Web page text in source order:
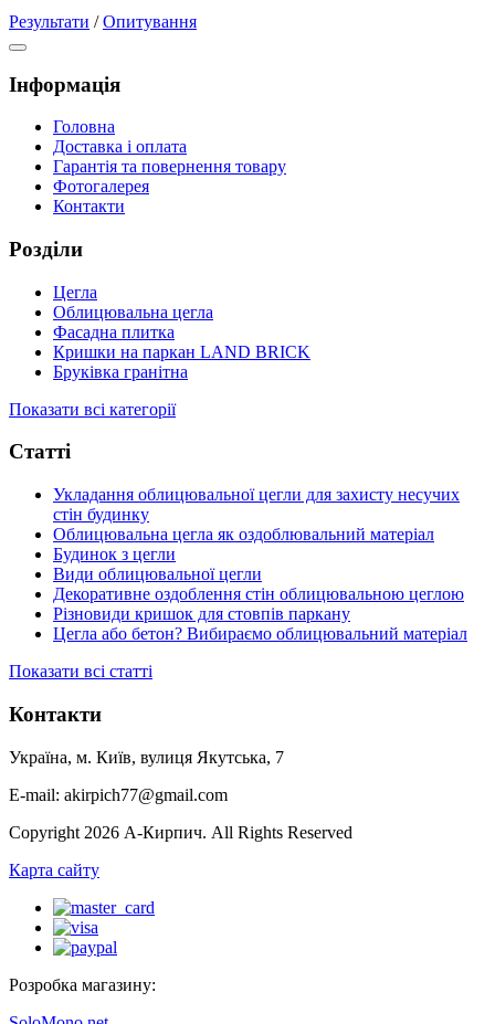
Результати /Опитування
Інформація
Головна
Доставка і оплата
Гарантія та повернення товару
Фотогалерея
Контакти
Розділи
Цегла
Облицювальна цегла
Фасадна плитка
Кришки на паркан LAND BRICK
Бруківка гранітна
Показати всі категорії
Статті
Укладання облицювальної цегли для захисту несучих
стін будинку
Облицювальна цегла як оздоблювальний матеріал
Будинок з цегли
Види облицювальної цегли
Декоративне оздоблення стін облицювальною цеглою
Різновиди кришок для стовпів паркану
Цегла або бетон? Вибираємо облицювальний матеріал
Показати всі статті
Контакти
Україна, м. Київ, вулиця Якутська, 7
E-mail: akirpich77@gmail.com
Copyright 2026 А-Кирпич. All Rights Reserved
Карта сайту
Розробка магазину: